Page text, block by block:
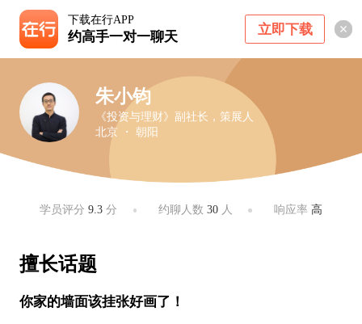
下载在行APP
约高手一对一聊天 立即下载
朱小钧
《投资与理财》副社长，策展人
北京 ・ 朝阳
学员评分9.3 分 约聊人数 30人 响应率 高
擅长话题
你家的墙面该挂张好画了！